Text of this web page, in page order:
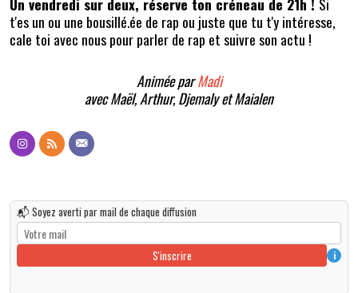
t'es un ou une bousillé.ée de rap ou juste que tu t'y intéresse,
cale toi avec nous pour parler de rap et suivre son actu !
Animée parMadi
avec Maël, Arthur, Djemaly et Maialen
📬 Soyez averti par mail de chaque diffusion
S'inscrire i